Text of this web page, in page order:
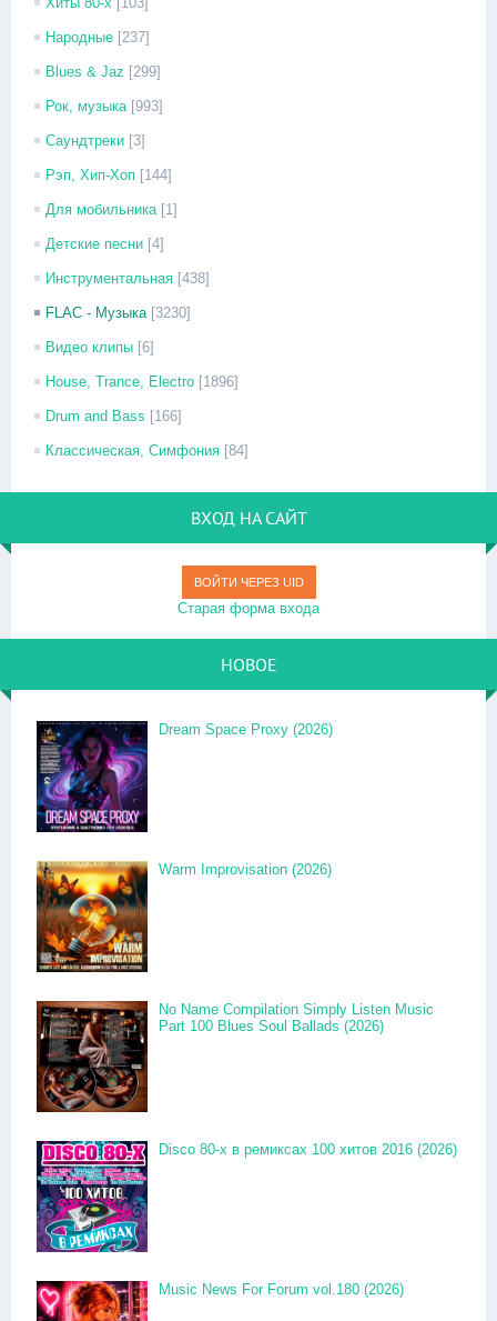
Народные [237]
Blues & Jaz [299]
Рок, музыка [993]
Саундтреки [3]
Рэп, Хип-Хоп [144]
Для мобильника [1]
Детские песни [4]
Инструментальная [438]
FLAC - Музыка [3230]
Видео клипы [6]
House, Trance, Electro [1896]
Drum and Bass [166]
Классическая, Симфония [84]
ВХОД НА САЙТ
ВОЙТИ ЧЕРЕЗ UID
Старая форма входа
НОВОЕ
Dream Space Proxy (2026)
Warm Improvisation (2026)
No Name Compilation Simply Listen Music
Part 100 Blues Soul Ballads (2026)
Disco 80-x в ремиксах 100 хитов 2016 (2026)
Music News For Forum vol.180 (2026)